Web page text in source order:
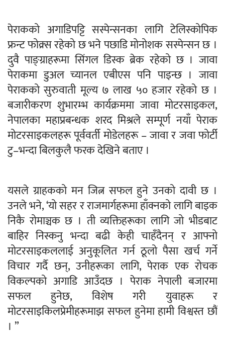
पेराकको अगाडिपट्टि सस्पेन्सनका लागि टेलिस्कोपिक
फ्रन्ट फोक्र्स रहेको छ भने पछाडि मोनोशक सस्पेन्सन छ ।
दुवै पाङ्ग्राहरूमा सिंगल डिस्क ब्रेक रहेको छ । जावा
पेराकमा डुअल च्यानल एबीएस पनि पाइन्छ । जावा
पेराकको सुरुवाती मूल्य ७ लाख ५० हजार रहेको छ ।
बजारीकरण शुभारम्भ कार्यक्रममा जावा मोटरसाइकल,
नेपालका महाप्रबन्धक शरद मिश्रले सम्पूर्ण नयाँ पेराक
मोटरसाइकलहरू पूर्ववर्ती मोडेलहरू – जावा र जवा फोर्टी
टु–भन्दा बिलकुलै फरक देखिने बताए ।
यसले ग्राहकको मन जित्न सफल हुने उनको दावी छ ।
उनले भने, ‘यो सहर र राजमार्गहरूमा हाँक्नको लागि बाइक
निकै रोमाञ्चक छ । ती व्यक्तिहरूका लागि जो भीडबाट
बाहिर निस्कनु भन्दा बढी केही चाहँदैनन् र आफ्नो
मोटरसाइकललाई अनुकूलित गर्न ठूलो पैसा खर्च गर्ने
विचार गर्दै छन्, उनीहरूका लागि, पेराक एक रोचक
विकल्पको अगाडि आउँदछ । पेराक नेपाली बजारमा
सफल हुनेछ, विशेष गरी युवाहरू र
मोटरसाइकिलप्रेमीहरूमाझ सफल हुनेमा हामी विश्वस्त छौं
। ”